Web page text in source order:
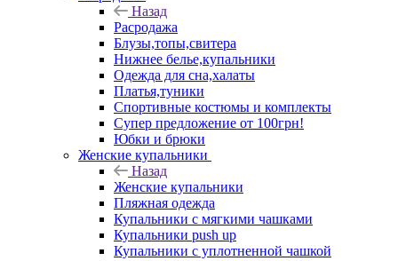
Назад
Расродажа
Блузы,топы,свитера
Нижнее белье,купальники
Одежда для сна,халаты
Платья,туники
Спортивные костюмы и комплекты
Супер предложение от 100грн!
Юбки и брюки
Женские купальники
Назад
Женские купальники
Пляжная одежда
Купальники с мягкими чашками
Купальники push up
Купальники с уплотненной чашкой